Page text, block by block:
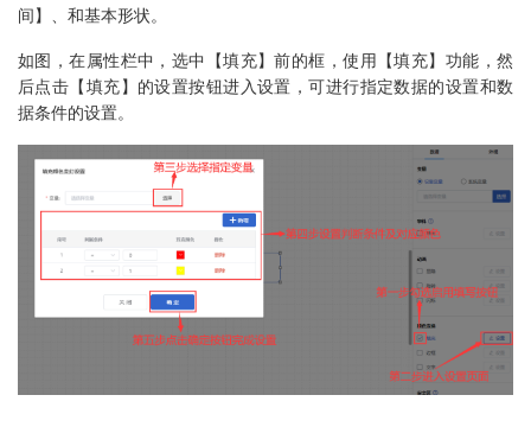
间】、和基本形状。
如图，在属性栏中，选中【填充】前的框，使用【填充】功能，然
后点击【填充】的设置按钮进入设置，可进行指定数据的设置和数
据条件的设置。